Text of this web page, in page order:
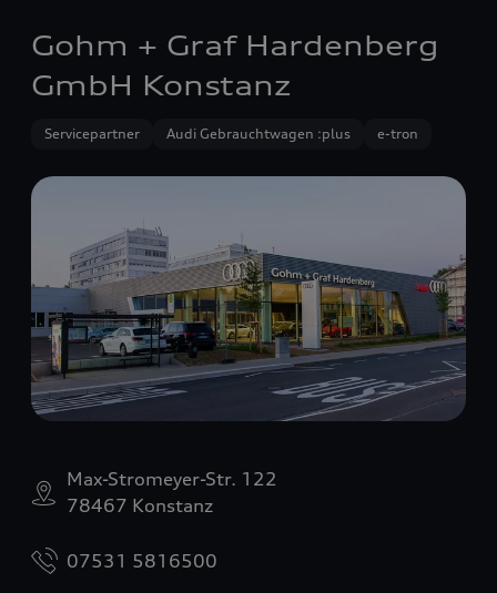
Gohm + Graf Hardenberg
GmbH Konstanz
Servicepartner Audi Gebrauchtwagen :plus e-tron
Max-Stromeyer-Str. 122
78467 Konstanz
07531 5816500